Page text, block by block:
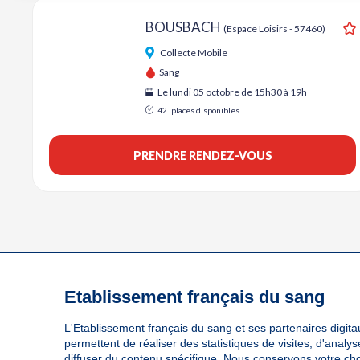
BOUSBACH (Espace Loisirs - 57460)
Collecte Mobile
Sang
Le lundi 05 octobre de 15h30 à 19h
42 places disponibles
PRENDRE RENDEZ-VOUS
Etablissement français du sang
L'Etablissement français du sang et ses partenaires
permettent de réaliser des statistiques de visites,